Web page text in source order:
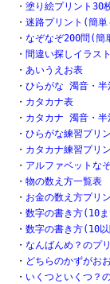
・ 塗り絵プリント30
・ 迷路プリント(簡単
・ なぞなぞ200問(簡
・ 間違い探しイラス
・ あいうえお表
・ ひらがな 濁音・半
・ カタカナ表
・ カタカナ 濁音・半
・ ひらがな練習プリ
・ カタカナ練習プリ
・ アルファベットな
・ 物の数え方一覧表
・ お金の数え方プリ
・ 数字の書き方(10
・ 数字の書き方(10
・ なんばんめ？のプ
・ どちらのかずがお
・ いくつといくつ？